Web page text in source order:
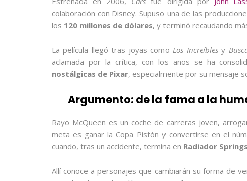
colaboración con Disney. Supuso una de las
los 120 millones de dólares, y terminó recaudando
La película llegó tras joyas como Los Increíblesy
aclamada por la crítica, con los años se ha
nostálgicas de Pixar, especialmente por su mensaje
Argumento: de la fama a la
Rayo McQueen es un coche de carreras joven,
meta es ganar la Copa Pistón y convertirse en el
cuando, tras un accidente, termina en Radiador Springs
Allí conoce a personajes que cambiarán su forma de